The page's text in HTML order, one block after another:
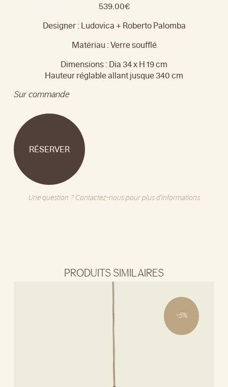
539.00€
Designer : Ludovica + Roberto Palomba
Matériau : Verre soufflé
Dimensions : Dia 34 x H 19 cm
Hauteur réglable allant jusque 340 cm
Sur commande
RÉSERVER
Une question ? Contactez-nous pour plus d'informations
PRODUITS SIMILAIRES
-5%